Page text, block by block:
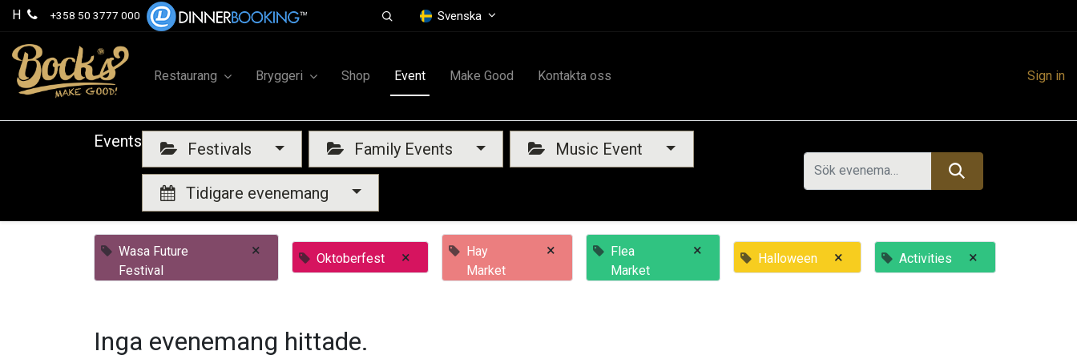
H +358 50 3777 000 Svenska
Restaurang Bryggeri Shop Event Make Good Kontakta oss Sign in
Events Festivals Family Events Music Event
Tidigare evenemang
Wasa Future
Festival
× Oktoberfest ×
Hay
Market
×
Flea
Market
× Halloween × Activities ×
Inga evenemang hittade.